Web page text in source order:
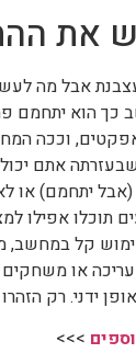
את
אבל מה
כך הוא יתחמם
וככה
יתחמם) או
תוכלו
קל במחשב,
או
ידני. רק
>>>